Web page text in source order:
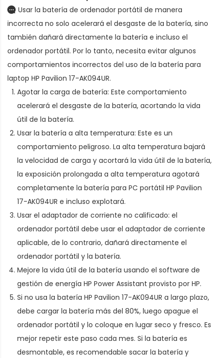
Usar la batería de ordenador portátil de manera
incorrecta no solo acelerará el desgaste de la batería, sino
también dañará directamente la batería e incluso el
ordenador portátil. Por lo tanto, necesita evitar algunos
comportamientos incorrectos del uso de la batería para
laptop HP Pavilion 17-AK094UR.
Agotar la carga de batería: Este comportamiento
acelerará el desgaste de la batería, acortando la vida
útil de la batería.
Usar la batería a alta temperatura: Este es un
comportamiento peligroso. La alta temperatura bajará
la velocidad de carga y acortará la vida útil de la batería,
la exposición prolongada a alta temperatura agotará
completamente la batería para PC portátil HP Pavilion
17-AK094UR e incluso explotará.
Usar el adaptador de corriente no calificado: el
ordenador portátil debe usar el adaptador de corriente
aplicable, de lo contrario, dañará directamente el
ordenador portátil y la batería.
Mejore la vida útil de la batería usando el software de
gestión de energía HP Power Assistant provisto por HP.
Si no usa la batería HP Pavilion 17-AK094UR a largo plazo,
debe cargar la batería más del 80%, luego apague el
ordenador portátil y lo coloque en lugar seco y fresco. Es
mejor repetir este paso cada mes. Si la batería es
desmontable, es recomendable sacar la batería y